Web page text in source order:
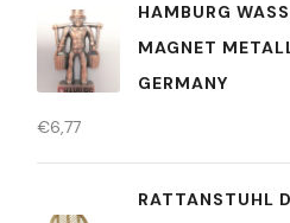
HAMBURG
MAGNET
GERMANY
€6,77
RATTANSTUHL